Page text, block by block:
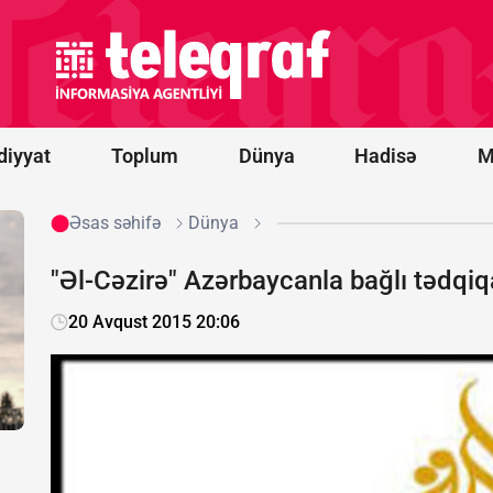
Toplum Dünya Hadisə
infeksiyanın
mənbəyi
Meksikadan
gətirilən acı
bibər
Əsas səhifə Dünya
"Əl-Cəzirə" Azərbaycanla bağlı
20 Avqust 2015 20:06